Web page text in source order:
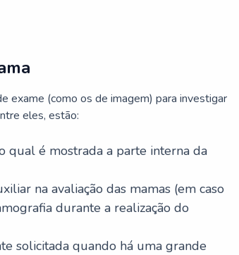
exame (como os de imagem) para investigar
eles, estão:
qual é mostrada a parte interna da
na avaliação das mamas (em caso
durante a realização do
solicitada quando há uma grande